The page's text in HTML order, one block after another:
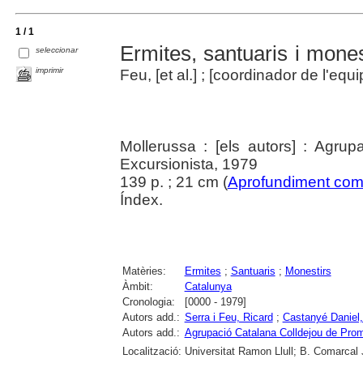
1 / 1
seleccionar
imprimir
Ermites, santuaris i
Feu, [et al.] ; [coordinador de
Mollerussa : [els autors] :
Excursionista, 1979
139 p. ; 21 cm (Aprofundiment
Índex.
Matèries: Ermites ; Santuaris ; Monestirs
Àmbit:
Catalunya
Cronologia:
[0000 - 1979]
Autors add.: Serra i Feu, Ricard ; Castanyé
Autors add.: Agrupació Catalana Colldejou de
Localització: Universitat Ramon Llull; B. Comarcal